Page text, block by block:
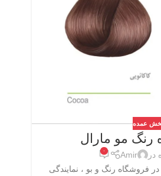
عمده
رنگ مو مارال
در Amir ۰
فروشگاه رنگ و بو ، نمایندگی